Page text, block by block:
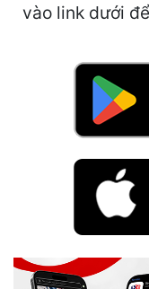
Kiếm Hiệp
Mạt Thế
vào link dưới